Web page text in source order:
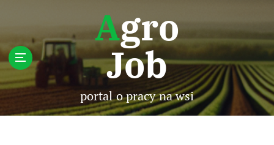
p
t
c
n
Agro
Job
portal o pracy na wsi